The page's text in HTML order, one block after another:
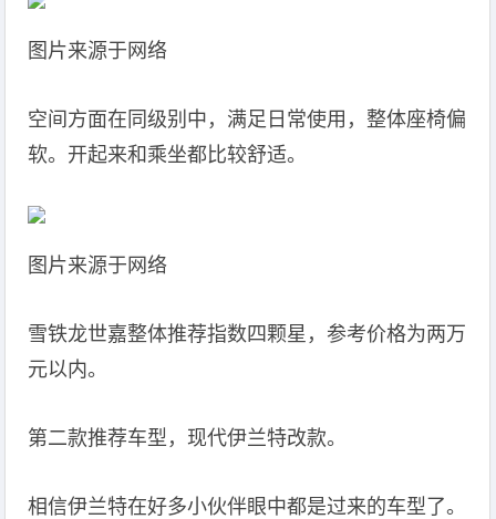
图片来源于网络
空间方面在同级别中，满足日常使用，整体座椅偏
软。开起来和乘坐都比较舒适。
图片来源于网络
雪铁龙世嘉整体推荐指数四颗星，参考价格为两万
元以内。
第二款推荐车型，现代伊兰特改款。
相信伊兰特在好多小伙伴眼中都是过来的车型了。